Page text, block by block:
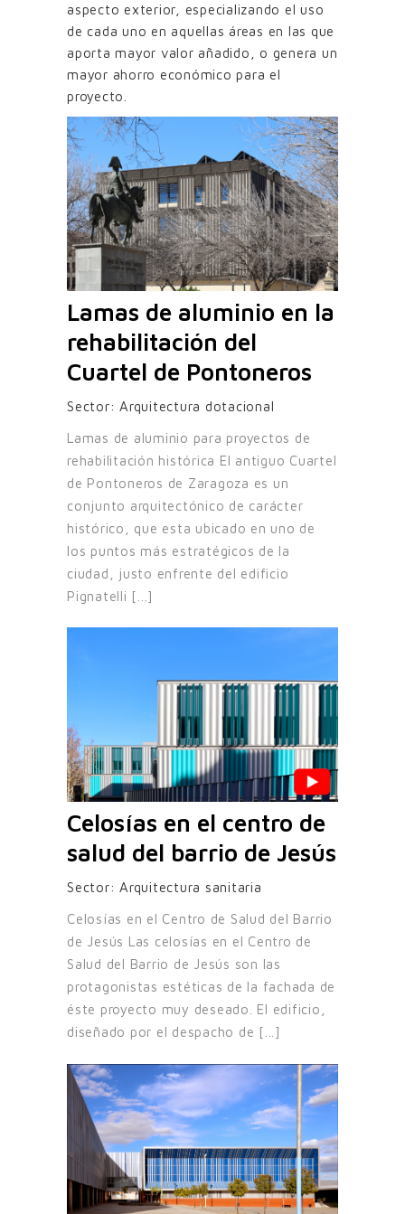
aspecto exterior, especializando el uso
de cada uno en aquellas áreas en las que
aporta mayor valor añadido, o genera un
mayor ahorro económico para el
proyecto.
Lamas de aluminio en la
rehabilitación del
Cuartel de Pontoneros
Sector: Arquitectura dotacional
Lamas de aluminio para proyectos de
rehabilitación histórica El antiguo Cuartel
de Pontoneros de Zaragoza es un
conjunto arquitectónico de carácter
histórico, que esta ubicado en uno de
los puntos más estratégicos de la
ciudad, justo enfrente del edificio
Pignatelli [...]
Celosías en el centro de
salud del barrio de Jesús
Sector: Arquitectura sanitaria
Celosías en el Centro de Salud del Barrio
de Jesús Las celosías en el Centro de
Salud del Barrio de Jesús son las
protagonistas estéticas de la fachada de
éste proyecto muy deseado. El edificio,
diseñado por el despacho de [...]